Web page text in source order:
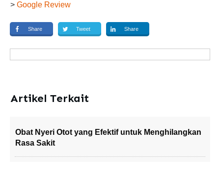
> Google Review
Share Tweet Share
Artikel Terkait
Obat Nyeri Otot yang Efektif untuk Menghilangkan
Rasa Sakit